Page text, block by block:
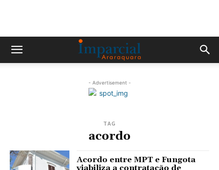
- Advertisement -
TAG
acordo
Acordo entre MPT e Fungota
viabiliza a contratação de